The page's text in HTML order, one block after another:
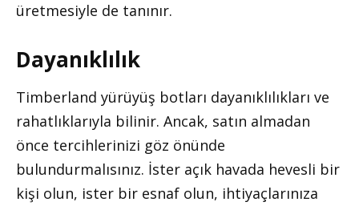
üretmesiyle de tanınır.
Dayanıklılık
Timberland yürüyüş botları dayanıklılıkları ve
rahatlıklarıyla bilinir. Ancak, satın almadan
önce tercihlerinizi göz önünde
bulundurmalısınız. İster açık havada hevesli bir
kişi olun, ister bir esnaf olun, ihtiyaçlarınıza